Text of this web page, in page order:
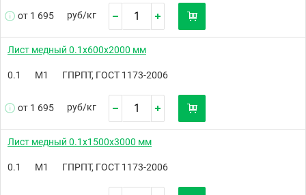
от 1 695 руб/кг
Лист медный 0.1х600х2000 мм
0.1 М1 ГПРПТ, ГОСТ 1173-2006
от 1 695 руб/кг
Лист медный 0.1х1500х3000 мм
0.1 М1 ГПРПТ, ГОСТ 1173-2006